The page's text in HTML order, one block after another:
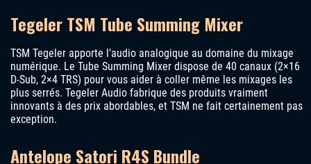
Tegeler TSM Tube Summing Mixer
TSM Tegeler apporte l’audio analogique au domaine du mixage
numérique. Le Tube Summing Mixer dispose de 40 canaux (2×16
D-Sub, 2×4 TRS) pour vous aider à coller même les mixages les
plus serrés. Tegeler Audio fabrique des produits vraiment
innovants à des prix abordables, et TSM ne fait certainement pas
exception.
Antelope Satori R4S Bundle